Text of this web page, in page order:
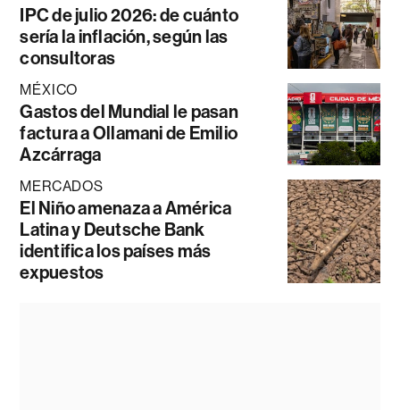
IPC de julio 2026: de cuánto
sería la inflación, según las
consultoras
MÉXICO
Gastos del Mundial le pasan
factura a Ollamani de Emilio
Azcárraga
MERCADOS
El Niño amenaza a América
Latina y Deutsche Bank
identifica los países más
expuestos